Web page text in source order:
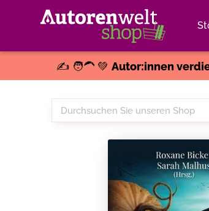
✍️ 🧑‍🦱 💚 Autor:innen
Durchsuchen
Sie